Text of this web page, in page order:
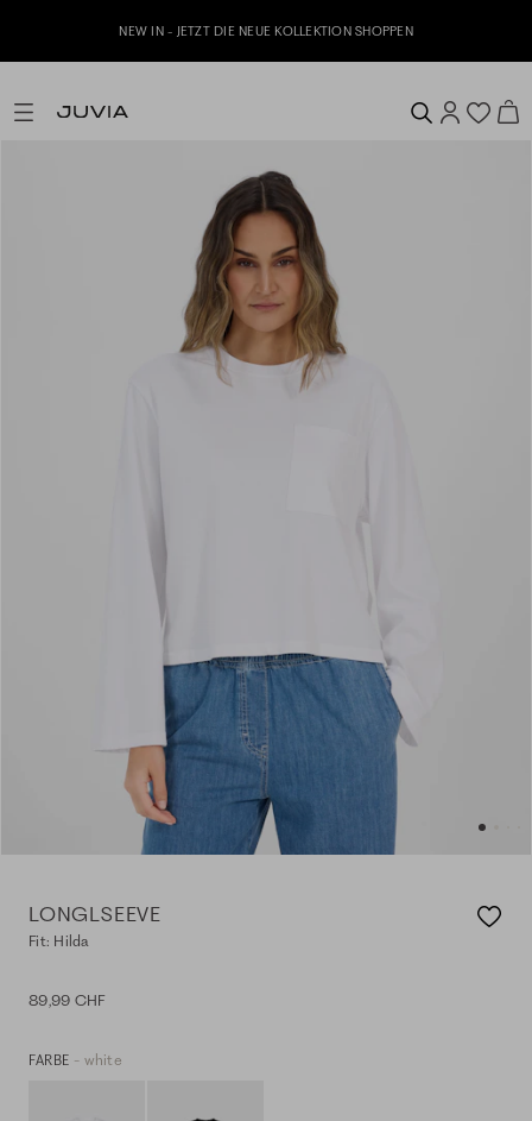
NEW IN - JETZT DIE NEUE KOLLEKTION SHOPPEN
LONGLSEEVE
Fit: Hilda
89,99 CHF
FARBE - white